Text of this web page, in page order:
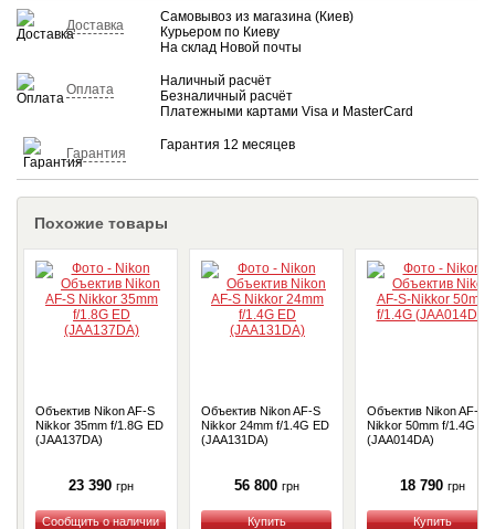
Доставка
Самовывоз из магазина (Киев)
Курьером по Киеву
На склад Новой почты
Оплата
Наличный расчёт
Безналичный расчёт
Платежными картами Visa и MasterCard
Гарантия
Гарантия 12 месяцев
Похожие товары
Объектив Nikon AF-S
Nikkor 35mm f/1.8G ED
(JAA137DA)
23 390 грн
Объектив Nikon AF-S
Nikkor 24mm f/1.4G ED
(JAA131DA)
56 800 грн
Купить
Объектив Nikon AF-S-
Nikkor 50mm f/1.4G
(JAA014DA)
18 790 грн
Купить